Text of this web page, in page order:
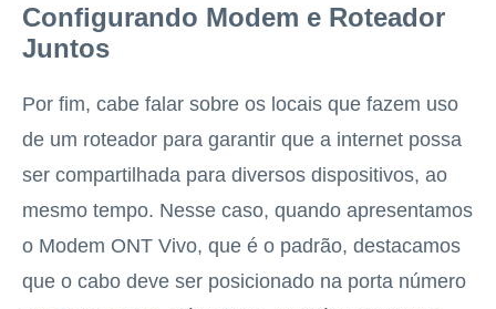
Configurando Modem e Roteador
Juntos
Por fim, cabe falar sobre os locais que fazem uso
de um roteador para garantir que a internet possa
ser compartilhada para diversos dispositivos, ao
mesmo tempo. Nesse caso, quando apresentamos
o Modem ONT Vivo, que é o padrão, destacamos
que o cabo deve ser posicionado na porta número